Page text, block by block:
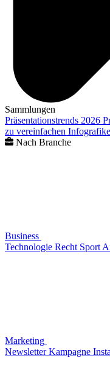
Sammlungen
Präsentationstrends 2026
zu vereinfachen
Nach Branche
Business
Technologie Recht Sport
Marketing
Newsletter Kampagne